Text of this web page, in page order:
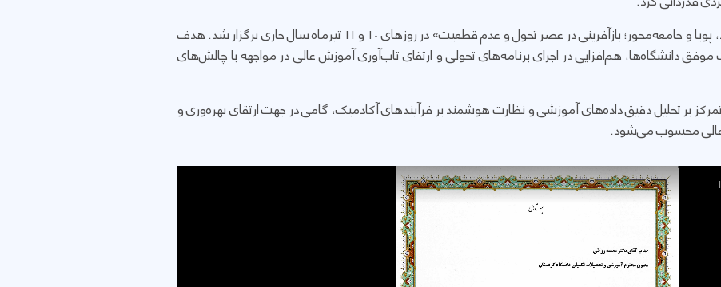
این اجلاس با شعار «دانشگاه هوشمند، پویا و جامعه‌محور؛ بازآفرینی در عصر تحول و عدم قطعیت» در روزهای ۱۰ و ۱۱ تیرماه سال جاری برگزار شد. هدف
دانشگاه‌ها، هم‌افزایی در اجرای برنامه‌های تحولی و ارتقای تاب‌آوری آموزش عالی در مواجهه با چالش‌های
تمرکز بر تحلیل دقیق داده‌های آموزشی و نظارت هوشمند بر فرآیندهای آکادمیک، گامی در جهت ارتقای بهره‌وری و
عالی محسوب می‌شود.
1